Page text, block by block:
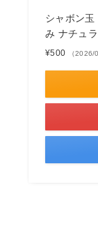
シャボン
み ナチュ
¥500 （